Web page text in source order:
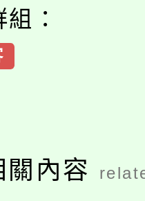
：
內容